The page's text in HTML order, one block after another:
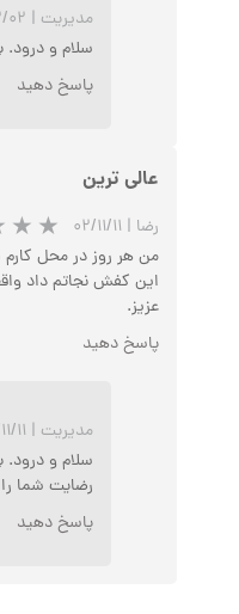
عالی ترین
رضا | ۰۲/۱۱/۱۱
من هر روز در محل
این کفش نجاتم داد
عزیز.
پاسخ دهید
مدیریت | ۰۲/
سلام و درود.
رضایت شما
پاسخ دهید
مدیریت |
سلام و درود.
پاسخ دهید